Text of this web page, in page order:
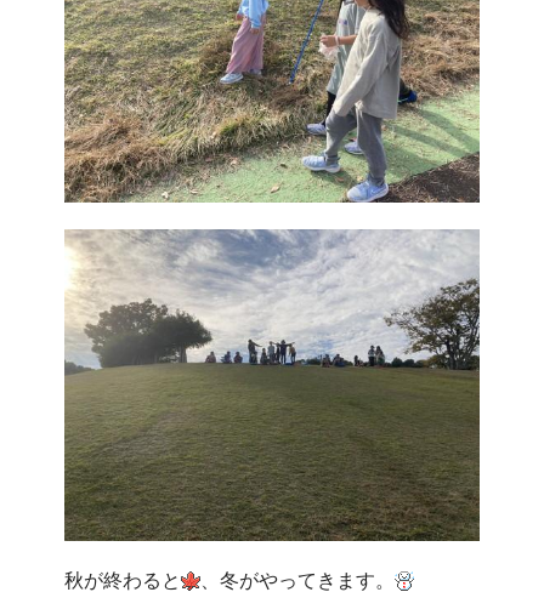
秋が終わると
、冬がやってきます。